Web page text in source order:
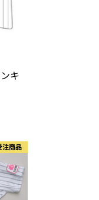
キ
注商品